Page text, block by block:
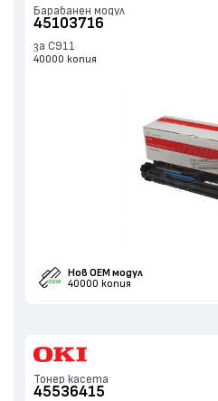
Барабанен модул
45103716
за C911
40000 копия
Нов ОЕМ модул
40000 копия
Тонер касета
45536415